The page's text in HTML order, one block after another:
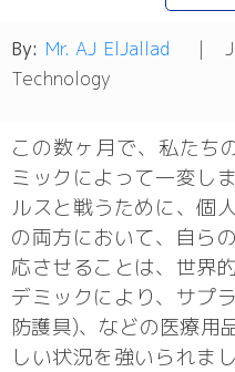
By: Mr. AJ ElJallad
|
Technology
この数ヶ月で、私たち
ミックによって一変し
ルスと戦うために、個
の両方において、自ら
応させることは、世界
デミックにより、サプ
防護具)、などの医療用
しい状況を強いられま